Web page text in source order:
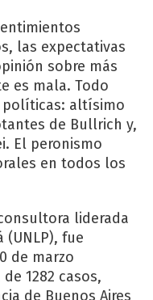
las expectativas
sobre más
es mala. Todo
políticas: altísimo
de Bullrich y,
El peronismo
en todos los
liderada
fue
de marzo
1282 casos,
de Buenos Aires